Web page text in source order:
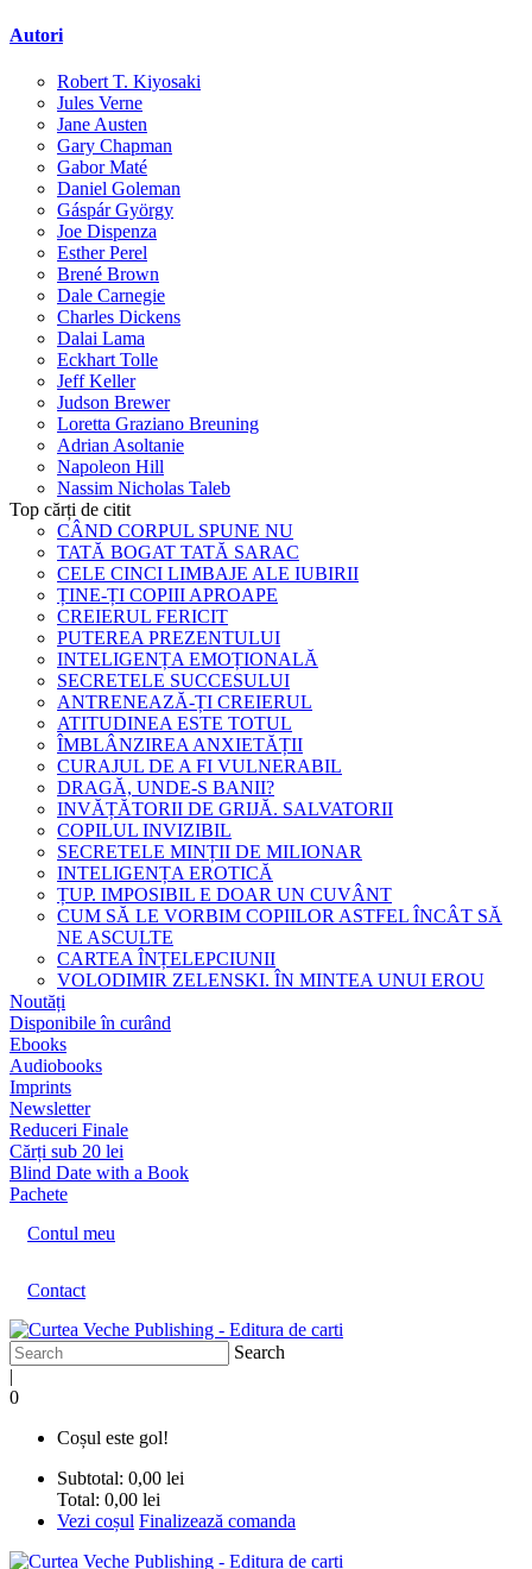
Autori
Robert T. Kiyosaki
Jules Verne
Jane Austen
Gary Chapman
Gabor Maté
Daniel Goleman
Gáspár György
Joe Dispenza
Esther Perel
Brené Brown
Dale Carnegie
Charles Dickens
Dalai Lama
Eckhart Tolle
Jeff Keller
Judson Brewer
Loretta Graziano Breuning
Adrian Asoltanie
Napoleon Hill
Nassim Nicholas Taleb
Top cărți de citit
CÂND CORPUL SPUNE NU
TATĂ BOGAT TATĂ SARAC
CELE CINCI LIMBAJE ALE IUBIRII
ȚINE-ȚI COPIII APROAPE
CREIERUL FERICIT
PUTEREA PREZENTULUI
INTELIGENȚA EMOȚIONALĂ
SECRETELE SUCCESULUI
ANTRENEAZĂ-ȚI CREIERUL
ATITUDINEA ESTE TOTUL
ÎMBLÂNZIREA ANXIETĂȚII
CURAJUL DE A FI VULNERABIL
DRAGĂ, UNDE-S BANII?
INVĂȚĂTORII DE GRIJĂ. SALVATORII
COPILUL INVIZIBIL
SECRETELE MINȚII DE MILIONAR
INTELIGENȚA EROTICĂ
ȚUP. IMPOSIBIL E DOAR UN CUVÂNT
CUM SĂ LE VORBIM COPIILOR ASTFEL ÎNCÂT SĂ
NE ASCULTE
CARTEA ÎNȚELEPCIUNII
VOLODIMIR ZELENSKI. ÎN MINTEA UNUI EROU
Noutăți
Disponibile în curând
Ebooks
Audiobooks
Imprints
Newsletter
Reduceri Finale
Cărți sub 20 lei
Blind Date with a Book
Pachete
Contul meu
Contact
Search
|
0
Coșul este gol!
Subtotal: 0,00 lei
Total: 0,00 lei
Vezi coșul Finalizează comanda